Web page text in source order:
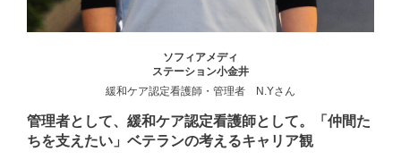
ソフィアメディ
ステーション小金井
緩和ケア認定看護師・管理者 N.Yさん
管理者として、緩和ケア認定看護師として。「仲間た
ちを支えたい」ベテランの考えるキャリア観